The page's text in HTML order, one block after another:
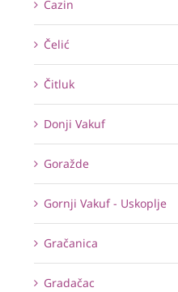
Cazin
Čelić
Čitluk
Donji Vakuf
Goražde
Gornji Vakuf - Uskoplje
Gračanica
Gradačac